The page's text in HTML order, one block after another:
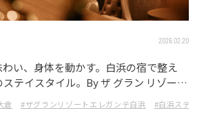
2026.02.20
い、身体を動かす。白浜の宿で整え
テイスタイル。By ザ グラン リゾート
倉 #ザグランリゾートエレガンテ白浜 #白浜ステイ